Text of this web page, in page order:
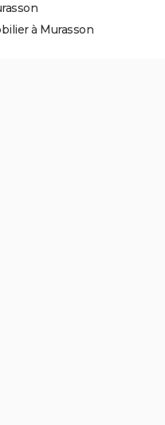
à Murasson